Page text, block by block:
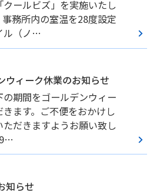
ールビズ」を実施いたし
務所内の室温を28度設定
ル（ノ…
keyboard_arrow_right
ィーク休業のお知らせ
期間をゴールデンウィー
ます。ご不便をおかけし
だきますようお願い致し
keyboard_arrow_right
知らせ